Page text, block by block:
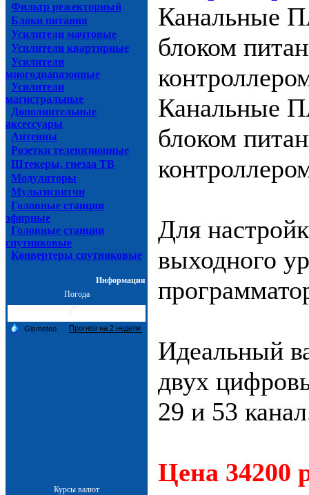
Фильтр режекторный
Блоки питания
Усилители мачтовые
Усилители квартирные
Усилители
многодиапазонные
Усилители
магистральные
Дополнительные
аксессуары
Антенны
Розетки телевизионные
Штекеры, гнезда ТВ
Модуляторы
Мультисвитчи
Головные станции
эфирные
Головные станции
спутниковые
Конвертеры спутниковые
Информация
Погода
Курсы валют
Канальные
блоком
Канальные
блоком
Для
выходного
Идеальный
двух
29 и 53
Цена 34200